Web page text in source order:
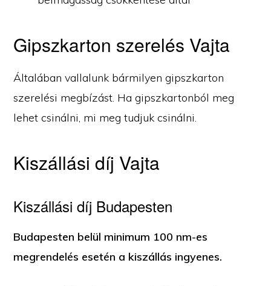
Gipszkarton szerelés Vajta
Általában vallalunk bármilyen gipszkarton
szerelési megbízást. Ha gipszkartonból meg
lehet csinálni, mi meg tudjuk csinálni.
Kiszállási díj Vajta
Kiszállási díj Budapesten
Budapesten belül minimum 100 nm-es
megrendelés esetén a kiszállás ingyenes.